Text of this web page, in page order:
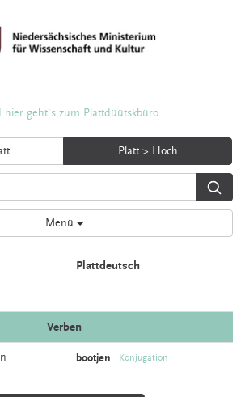
hier geht's zum Plattdüütskbüro
Platt > Hoch
Menü
Plattdeutsch
Verben
bootjen Konjugation